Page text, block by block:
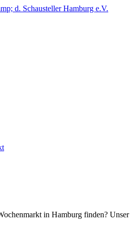
in Hamburg finden? Unser